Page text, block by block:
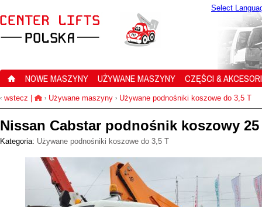
Select
NOWE MASZYNY UŻYWANE MASZYNY CZĘŚCI &
‹ wstecz › Używane maszyny › Używane podnośniki koszowe do 3,5 T
Nissan Cabstar podnośnik koszowy 25
Kategoria: Używane podnośniki koszowe do 3,5 T